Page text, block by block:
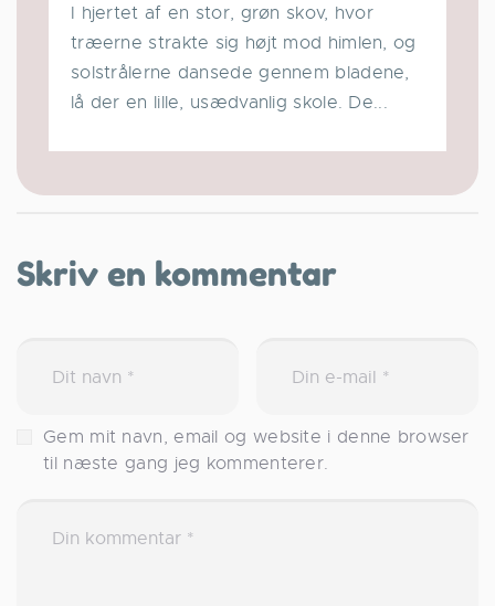
I hjertet af en stor, grøn skov, hvor
træerne strakte sig højt mod himlen, og
solstrålerne dansede gennem bladene,
lå der en lille, usædvanlig skole. De...
Skriv en kommentar
Gem mit navn, email og website i denne browser
til næste gang jeg kommenterer.